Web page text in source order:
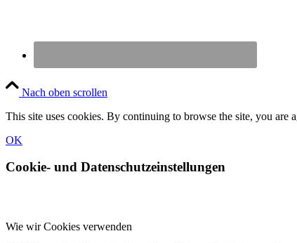
Nach oben scrollen
This site uses cookies. By continuing to browse the site, you are
OK
Cookie- und Datenschutzeinstellungen
Wie wir Cookies verwenden